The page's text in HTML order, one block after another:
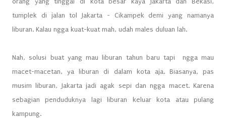
tumplek di jalan tol Jakarta - Cikampek demi yang namanya
liburan. Kalau ngga kuat-kuat mah, udah males duluan lah.
Nah, solusi buat yang mau liburan tahun baru tapi ngga mau
macet-macetan, ya liburan di dalam kota aja. Biasanya, pas
musim liburan, Jakarta jadi agak sepi dan ngga macet. Karena
sebagian penduduknya lagi liburan keluar kota atau pulang
kampung.